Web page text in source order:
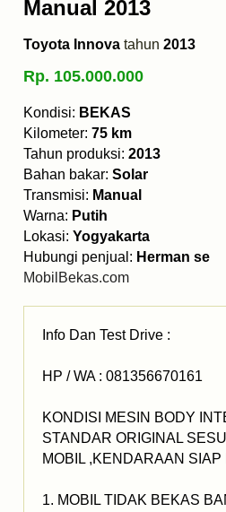
Manual 2013
Toyota Innova tahun 2013
Rp. 105.000.000
Kondisi: BEKAS
Kilometer: 75 km
Tahun produksi: 2013
Bahan bakar: Solar
Transmisi: Manual
Warna: Putih
Lokasi: Yogyakarta
Hubungi penjual: Herman se
MobilBekas.com
Info Dan Test Drive :
HP / WA : 081356670161
KONDISI MESIN BODY
STANDAR ORIGINAL
MOBIL ,KENDARAAN SIAP
1. MOBIL TIDAK BEKAS